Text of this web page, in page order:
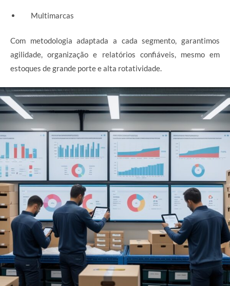
Multimarcas
Com metodologia adaptada a cada segmento, garantimos
agilidade, organização e relatórios confiáveis, mesmo em
estoques de grande porte e alta rotatividade.